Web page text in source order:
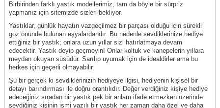
Birbirinden farklı yastık modellerimiz, tam da böyle bir sürpriz
yapmanız için sitemizde sizleri bekliyor.
Yastıklar, günlük hayatın vazgeçilmez bir parçası olduğu için sürekli
göz önünde bulunan eşyalardandır. Bu nedenle sevdiklerinize hediye
ettiğiniz bir yastık; onlara uzun yıllar sizi hatırlatmaya devam
edecektir. Yastık deyip geçmeyin! Onlar koltuk ve kanepelerin yıllara
meydan okuyan süsüdür. Sarılıp uyumak için de idealdirler ama bu
herkes için geçerli olmayabilir.
Şu bir gerçek ki sevdiklerinizin hediyeye ilgisi, hediyenin kişisel bir
detayı barındırması ile doğru orantılıdır. Değer verdiğiniz kişiye hediye
edeceğiniz sıradan bir yastık pek bir anlam ifade etmezken üzerinde
sevdiğiniz kişinin ismi yazılı bir yastık her zaman daha özel ve daha